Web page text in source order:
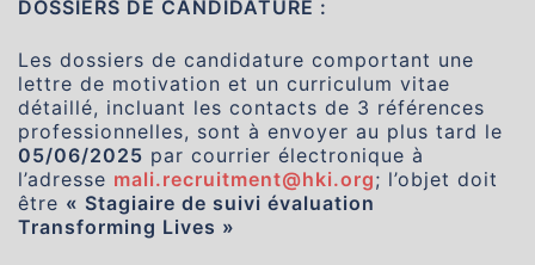
DOSSIERS DE CANDIDATURE :
Les dossiers de candidature comportant une
lettre de motivation et un curriculum vitae
détaillé, incluant les contacts de 3 références
professionnelles, sont à envoyer au plus tard le
05/06/2025 par courrier électronique à
l’adresse mali.recruitment@hki.org; l’objet doit
être « Stagiaire de suivi évaluation
Transforming Lives »